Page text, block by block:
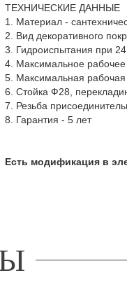
ТЕХНИЧЕСКИЕ ДАННЫЕ
1. Материал -
2. Вид декоративного
3. Гидроиспытания при
4. Максимальное
5. Максимальная
6. Стойка Ф28,
7. Резьба
8. Гарантия - 5 лет
Есть модификация в